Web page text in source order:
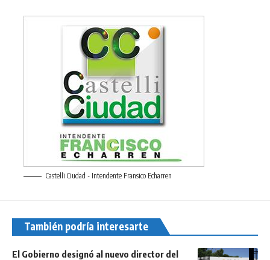
Castelli Ciudad - Intendente Fransico Echarren
También podría interesarte
El Gobierno designó al nuevo director del